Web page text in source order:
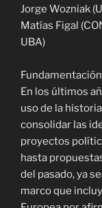
Jorge Wozniak
Matías Figal
UBA)
Fundamentación
En los últimos
uso de la
consolidar las
proyectos
hasta
del pasado, ya
marco que